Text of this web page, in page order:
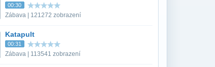
00:30
Zábava | 121272 zobrazení
Katapult
00:31
Zábava | 113541 zobrazení